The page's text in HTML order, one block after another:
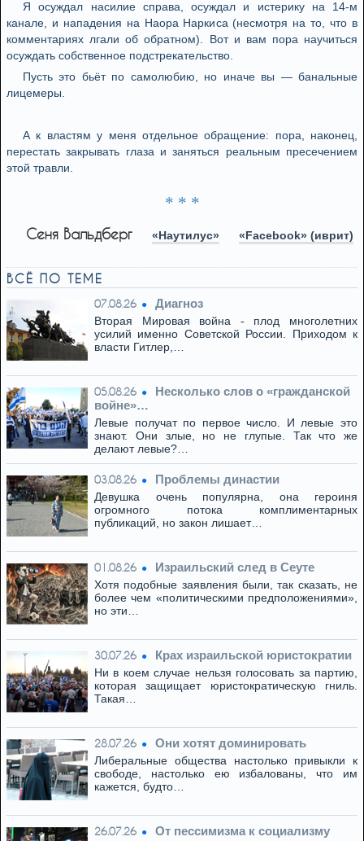
Я осуждал насилие справа, осуждал и истерику на 14-м
канале, и нападения на Наора Наркиса (несмотря на то, что в
комментариях лгали об обратном). Вот и вам пора научиться
осуждать собственное подстрекательство.
Пусть это бьёт по самолюбию, но иначе вы — банальные
лицемеры.
А к властям у меня отдельное обращение: пора, наконец,
перестать закрывать глаза и заняться реальным пресечением
этой травли.
* * *
Сеня Вальдберг «Наутилус» «Facebook» (иврит)
ВСЁ ПО ТЕМЕ
07.08.26 Диагноз
Вторая Мировая война - плод многолетних
усилий именно Советской России. Приходом к
власти Гитлер,…
05.08.26
Несколько слов о «гражданской
войне»…
Левые получат по первое число. И левые это
знают. Они злые, но не глупые. Так что же
делают левые?…
03.08.26 Проблемы династии
Девушка очень популярна, она героиня
огромного потока комплиментарных
публикаций, но закон лишает…
01.08.26 Израильский след в Сеуте
Хотя подобные заявления были, так сказать, не
более чем «политическими предположениями»,
но эти…
30.07.26 Крах израильской юристократии
Ни в коем случае нельзя голосовать за партию,
которая защищает юристократическую гниль.
Такая…
28.07.26 Они хотят доминировать
Либеральные общества настолько привыкли к
свободе, настолько ею избалованы, что им
кажется, будто…
26.07.26 От пессимизма к социализму